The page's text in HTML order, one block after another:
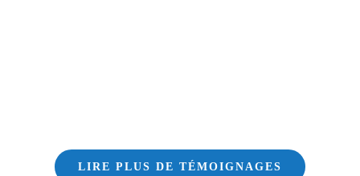
LIRE PLUS DE TÉMOIGNAGES